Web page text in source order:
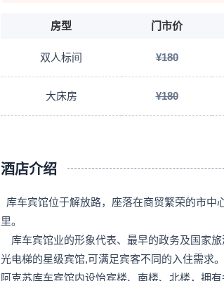
房型 门市价
双人标间 ¥180
大床房 ¥180
酒店介绍
库车宾馆位于解放路，座落在商贸繁荣的市中
里。
库车宾馆业的形象代表、最早的政务及国家
光电梯的星级宾馆,可满足宾客不同的入住需求。
阿克苏库车宾馆内设怡宾楼、南楼、北楼，拥